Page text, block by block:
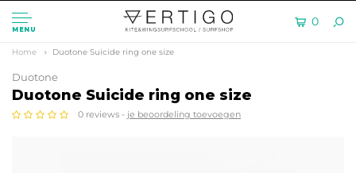
MENU
0
Home Duotone Suicide ring one size
Duotone
Duotone Suicide ring one size
0 reviews - je beoordeling toevoegen